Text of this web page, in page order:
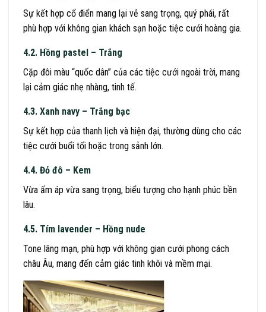
Sự kết hợp cổ điển mang lại vẻ sang trọng, quý phái, rất
phù hợp với không gian khách sạn hoặc tiệc cưới hoàng gia.
4.2. Hồng pastel – Trắng
Cặp đôi màu “quốc dân” của các tiệc cưới ngoài trời, mang
lại cảm giác nhẹ nhàng, tinh tế.
4.3. Xanh navy – Trắng bạc
Sự kết hợp của thanh lịch và hiện đại, thường dùng cho các
tiệc cưới buổi tối hoặc trong sảnh lớn.
4.4. Đỏ đô – Kem
Vừa ấm áp vừa sang trọng, biểu tượng cho hạnh phúc bền
lâu.
4.5. Tím lavender – Hồng nude
Tone lãng mạn, phù hợp với không gian cưới phong cách
châu Âu, mang đến cảm giác tinh khôi và mềm mại.